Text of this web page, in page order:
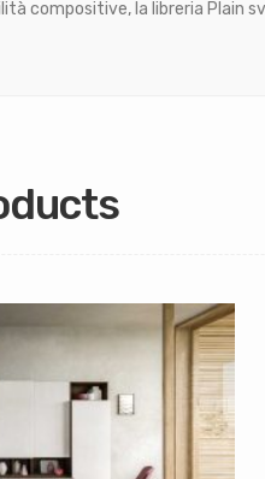
compositive, la libreria